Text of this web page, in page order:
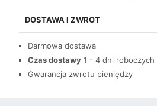
DOSTAWA I ZWROT
Darmowa dostawa
Czas dostawy 1 - 4 dni roboczych
Gwarancja zwrotu pieniędzy